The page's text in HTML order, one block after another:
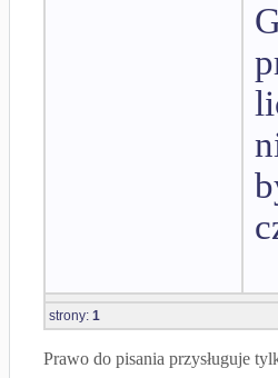
strony: 1
Prawo do pisania przysługuje